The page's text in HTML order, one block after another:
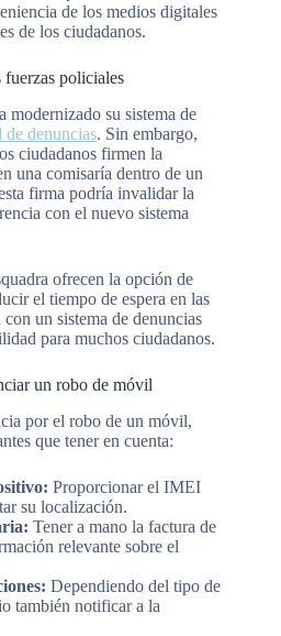
de los medios digitales
de los ciudadanos.
fuerzas policiales
su sistema de
de denuncias. Sin embargo,
ciudadanos firmen la
una comisaría dentro de un
firma podría invalidar la
con el nuevo sistema
ofrecen la opción de
el tiempo de espera en las
un sistema de denuncias
para muchos ciudadanos.
un robo de móvil
por el robo de un móvil,
que tener en cuenta:
Proporcionar el IMEI
su localización.
Tener a mano la factura de
relevante sobre el
Dependiendo del tipo de
también notificar a la